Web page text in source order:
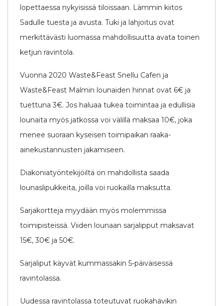
lopettaessa nykyisissä tiloissaan. Lämmin kiitos
Sadulle tuesta ja avusta. Tuki ja lahjoitus ovat
merkittävästi luomassa mahdollisuutta avata toinen
ketjun ravintola.
Vuonna 2020 Waste&Feast Snellu Cafen ja
Waste&Feast Malmin lounaiden hinnat ovat 6€ ja
tuettuna 3€. Jos haluaa tukea toimintaa ja edullisia
lounaita myös jatkossa voi välillä maksaa 10€, joka
menee suoraan kyseisen toimipaikan raaka-
ainekustannusten jakamiseen.
Diakoniatyöntekijöiltä on mahdollista saada
lounaslipukkeita, joilla voi ruokailla maksutta.
Sarjakortteja myydään myös molemmissa
toimipisteissä. Viiden lounaan sarjalipput maksavat
15€, 30€ ja 50€.
Sarjaliput käyvät kummassakin 5-päiväisessä
ravintolassa.
Uudessa ravintolassa toteutuvat ruokahävikin